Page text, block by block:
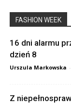
FASHION WEEK
16 dni alarmu
dzień 8
Urszula Markowska -
Z